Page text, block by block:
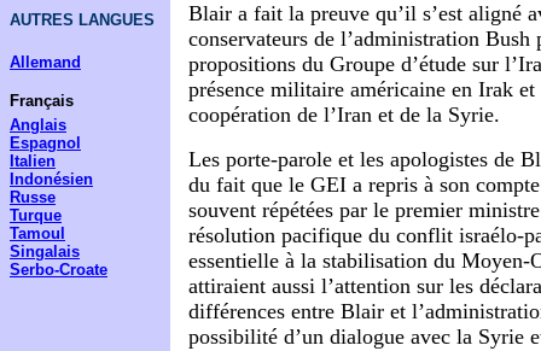
AUTRES LANGUES
Allemand
Français
Anglais
Espagnol
Italien
Indonésien
Russe
Turque
Tamoul
Singalais
Serbo-Croate
Blair a fait la preuve qu’il s’est aligné
conservateurs de l’administration Bush
propositions du Groupe d’étude sur
présence militaire américaine en Irak
coopération de l’Iran et de la Syrie.
Les porte-parole et les apologistes de
du fait que le GEI a repris à son
souvent répétées par le premier
résolution pacifique du conflit israélo-
essentielle à la stabilisation du Moyen-
attiraient aussi l’attention sur les
différences entre Blair et
possibilité d’un dialogue avec la Syrie